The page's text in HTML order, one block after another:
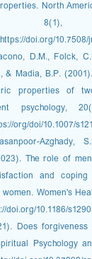
North
8(1),
https://doi.org/
D.M., Folck,
& Madia, B.P.
properties of
psychology,
org/doi/10.1007/
Azghady,
The role of
and
Women's
doi.org/10.1186/
Does
Psychology